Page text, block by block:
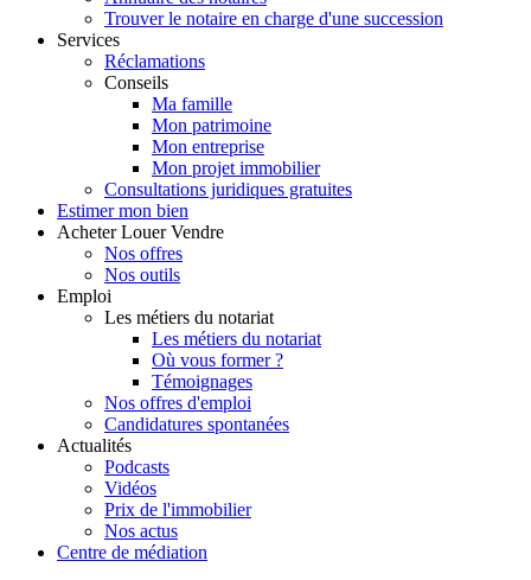
Trouver le notaire en charge d'une succession
Services
Réclamations
Conseils
Ma famille
Mon patrimoine
Mon entreprise
Mon projet immobilier
Consultations juridiques gratuites
Estimer mon bien
Acheter Louer Vendre
Nos offres
Nos outils
Emploi
Les métiers du notariat
Les métiers du notariat
Où vous former ?
Témoignages
Nos offres d'emploi
Candidatures spontanées
Actualités
Podcasts
Vidéos
Prix de l'immobilier
Nos actus
Centre de médiation